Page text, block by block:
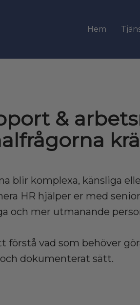
Hem
&
blir komplexa, känsliga
HR hjälper er med
och mer utmanande
förstå vad som behöver
dokumenterat sätt.